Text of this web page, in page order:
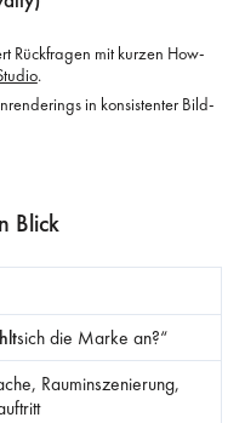
Rückfragen mit kurzen How-
.
in konsistenter Bild-
Blick
sich die Marke an?“
Rauminszenierung,